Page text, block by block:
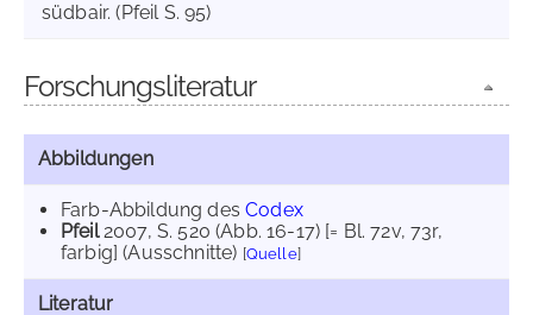
südbair. (Pfeil S. 95)
Forschungsliteratur
Abbildungen
Farb-Abbildung desCodex
Pfeil2007, S. 520 (Abb. 16-17) [= Bl. 72v, 73r,
farbig] (Ausschnitte) [Quelle]
Literatur